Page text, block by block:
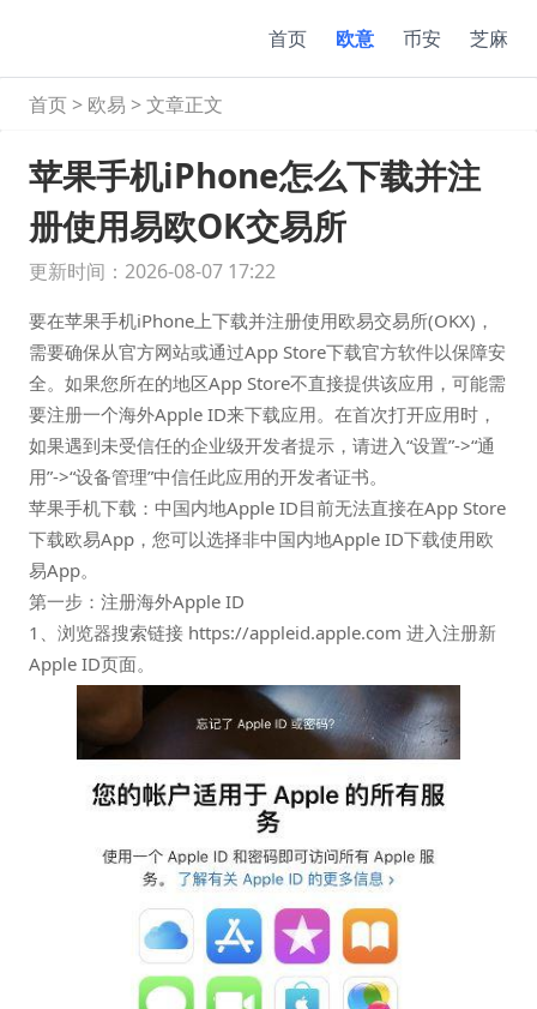
首页 欧意 币安 芝麻
首页> 欧易 >文章正文
苹果手机iPhone怎么下载并注
册使用易欧OK交易所
更新时间：2026-08-07 17:22
要在苹果手机iPhone上下载并注册使用欧易交易所(OKX)，
需要确保从官方网站或通过App Store下载官方软件以保障安
全。如果您所在的地区App Store不直接提供该应用，可能需
要注册一个海外Apple ID来下载应用。在首次打开应用时，
如果遇到未受信任的企业级开发者提示，请进入“设置”->“通
用”->“设备管理”中信任此应用的开发者证书。
苹果手机下载：中国内地Apple ID目前无法直接在App Store
下载欧易App，您可以选择非中国内地Apple ID下载使用欧
易App。
第一步：注册海外Apple ID
1、浏览器搜索链接 https://appleid.apple.com 进入注册新
Apple ID页面。